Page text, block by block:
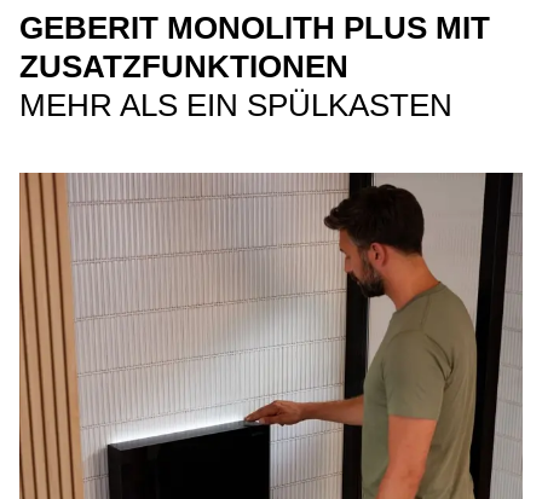
GEBERIT MONOLITH PLUS MIT
ZUSATZFUNKTIONEN
MEHR ALS EIN SPÜLKASTEN